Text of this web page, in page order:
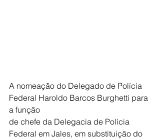
A nomeação do Delegado de Polícia
Federal Haroldo Barcos Burghetti para
a função
de chefe da Delegacia de Polícia
Federal em Jales, em substituição do